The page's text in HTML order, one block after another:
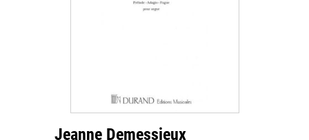
Jeanne Demessieux